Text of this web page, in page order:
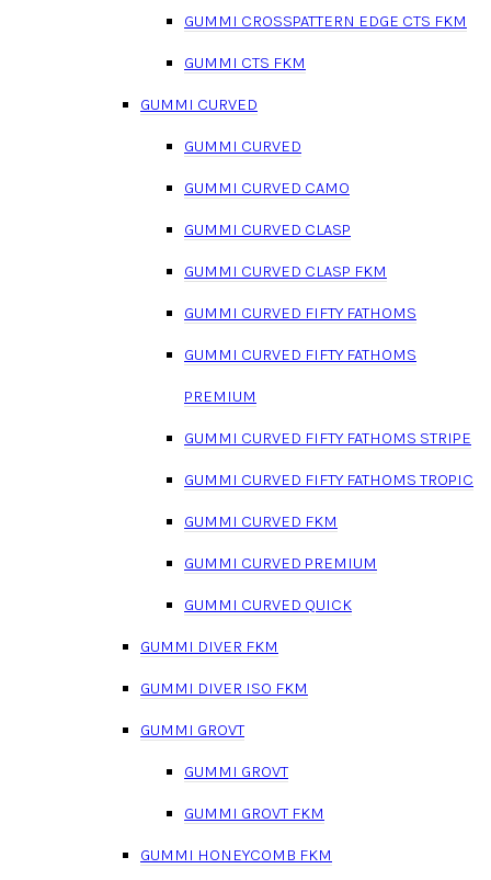
GUMMI CROSSPATTERN EDGE CTS FKM
GUMMI CTS FKM
GUMMI CURVED
GUMMI CURVED
GUMMI CURVED CAMO
GUMMI CURVED CLASP
GUMMI CURVED CLASP FKM
GUMMI CURVED FIFTY FATHOMS
GUMMI CURVED FIFTY FATHOMS
PREMIUM
GUMMI CURVED FIFTY FATHOMS STRIPE
GUMMI CURVED FIFTY FATHOMS TROPIC
GUMMI CURVED FKM
GUMMI CURVED PREMIUM
GUMMI CURVED QUICK
GUMMI DIVER FKM
GUMMI DIVER ISO FKM
GUMMI GROVT
GUMMI GROVT
GUMMI GROVT FKM
GUMMI HONEYCOMB FKM